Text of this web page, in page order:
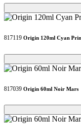
Loading...
Loading...
817119 Origin 120ml Cyan
Loading...
Loading...
817039 Origin 60ml Noir Mars
Loading...
Loading...